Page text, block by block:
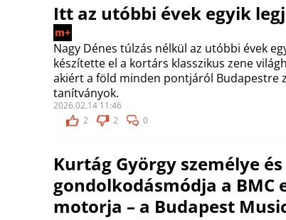
Itt az utóbbi évek egyik
m+
Nagy Dénes túlzás nélkül az utóbbi évek
készítette el a kortárs klasszikus zene
akiért a föld minden pontjáról Budapestre
tanítványok.
2026.02.14 11:46
2
2 0
Kurtág György személye és
gondolkodásmódja a
motorja – a Budapest